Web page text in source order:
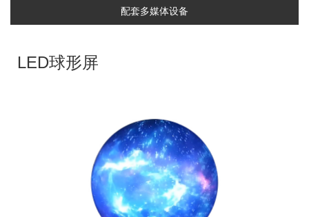
配套多媒体设备
LED球形屏